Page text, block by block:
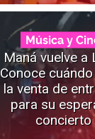
Música y
Maná vuelve a
Conoce
la venta de
para su
concierto